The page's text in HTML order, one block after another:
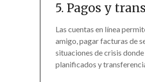
5. Pagos y
Las cuentas en línea
amigo, pagar facturas de
situaciones de crisis
planificados y